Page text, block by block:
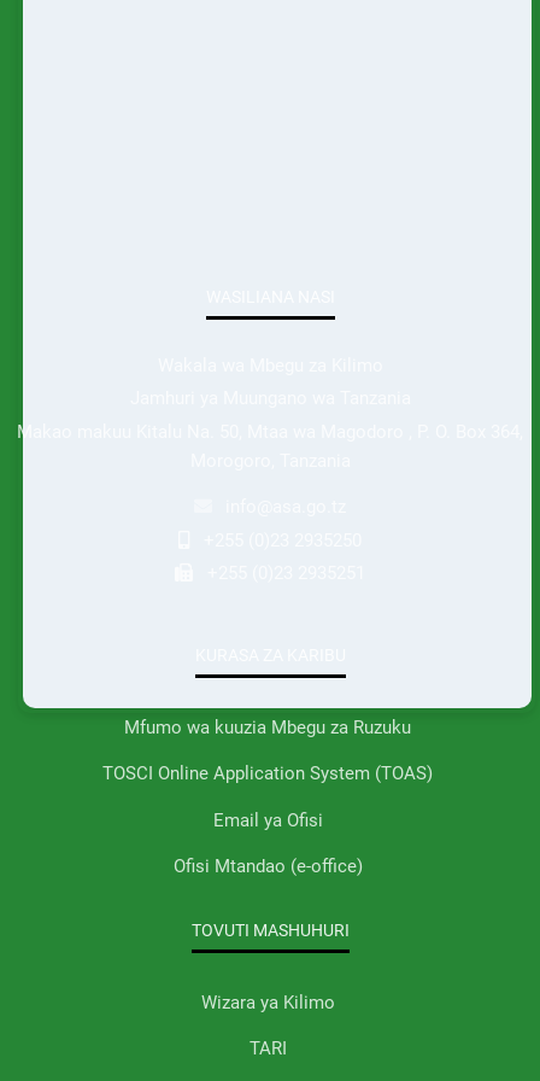
Makao makuu Kitalu Na. 50, Mtaa wa Magodoro , P. O. Box 364,
Mfumo wa kuuzia Mbegu za Ruzuku
TOSCI Online Application System (TOAS)
Email ya Ofisi
Ofisi Mtandao (e-office)
TOVUTI MASHUHURI
Wizara ya Kilimo
TARI